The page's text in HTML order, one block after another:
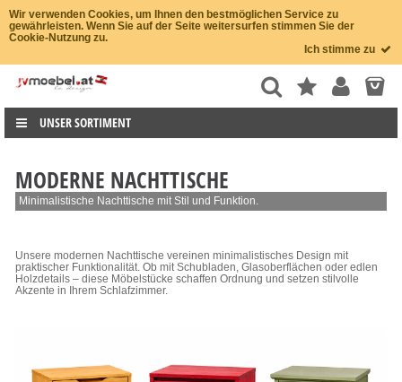
Wir verwenden Cookies, um Ihnen den bestmöglichen Service zu
gewährleisten. Wenn Sie auf der Seite weitersurfen stimmen Sie der
Cookie-Nutzung zu.
Ich stimme zu
UNSER SORTIMENT
MODERNE NACHTTISCHE
Minimalistische Nachttische mit Stil und Funktion.
Unsere modernen Nachttische vereinen minimalistisches Design mit
praktischer Funktionalität. Ob mit Schubladen, Glasoberflächen oder edlen
Holzdetails – diese Möbelstücke schaffen Ordnung und setzen stilvolle
Akzente in Ihrem Schlafzimmer.